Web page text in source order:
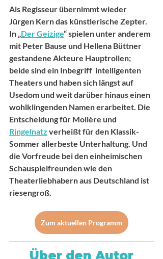
Als Regisseur übernimmt wieder
Jürgen Kern das künstlerische Zepter.
In „Der Geizige“ spielen unter anderem
mit Peter Bause und Hellena Büttner
gestandene Akteure Hauptrollen;
beide sind ein Inbegriff  intelligenten
Theaters und haben sich längst auf
Usedom und weit darüber hinaus einen
wohlklingenden Namen erarbeitet. Die
Entscheidung für Molière und
Ringelnatz verheißt für den Klassik-
Sommer allerbeste Unterhaltung. Und
die Vorfreude bei den einheimischen
Schauspielfreunden wie den
Theaterliebhabern aus Deutschland ist
riesengroß.
Zum aktuellen Programm
Über den Autor